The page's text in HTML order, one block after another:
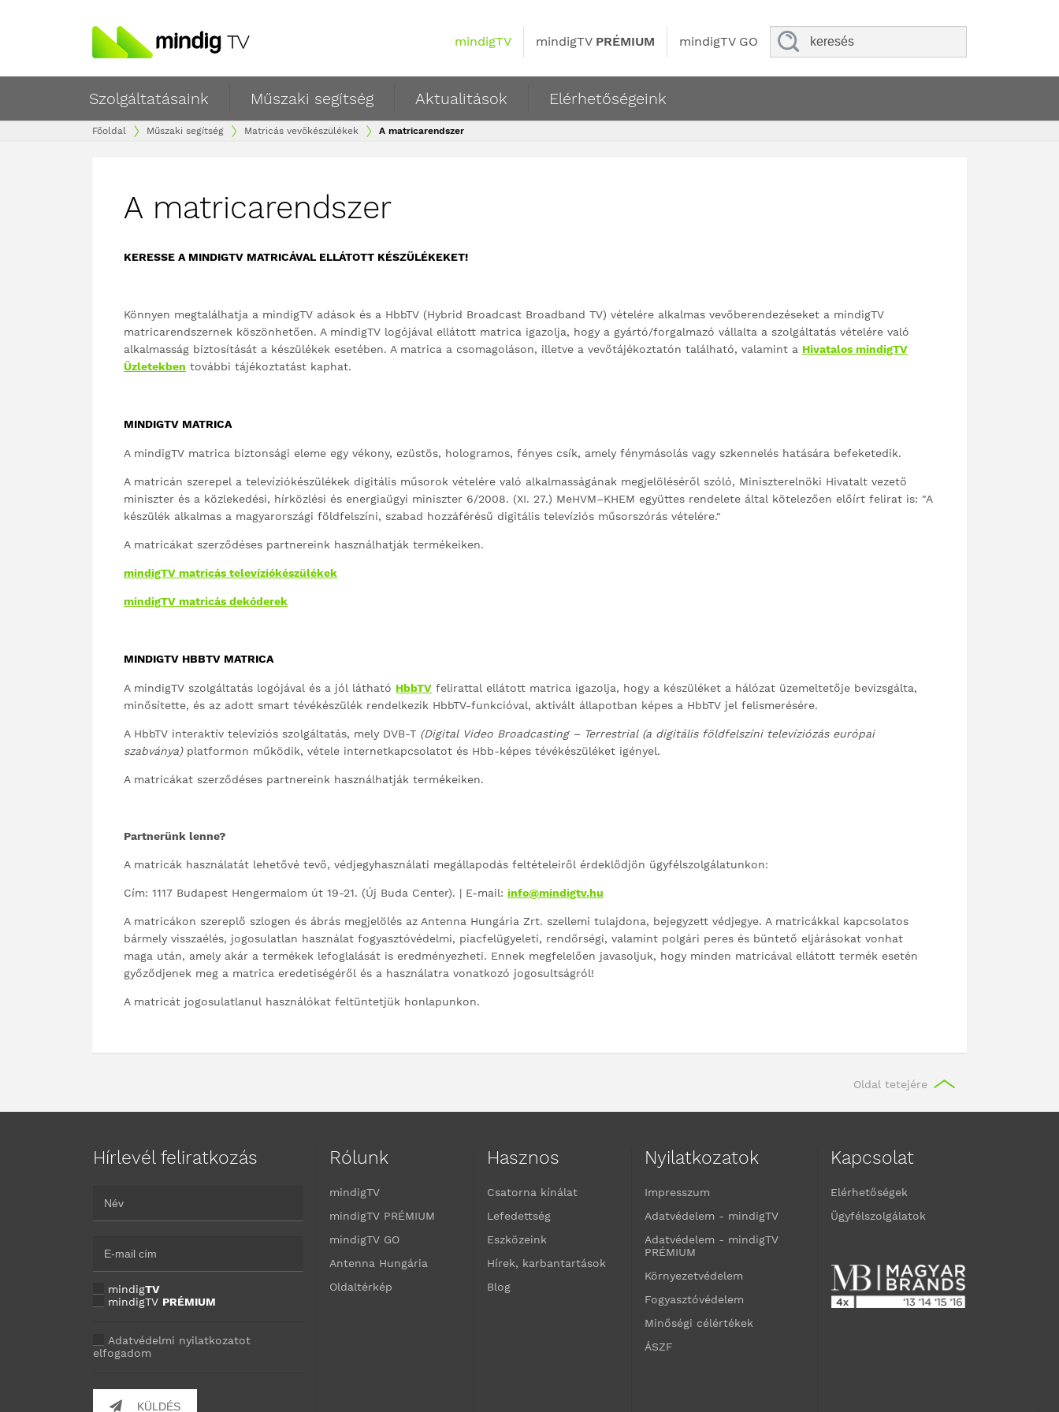
mindigTV mindigTV PRÉMIUM mindigTV GO
Szolgáltatásaink Műszaki segítség Aktualitások Elérhetőségeink
Főoldal Műszaki segítség Matricás vevőkészülékek A matricarendszer
A matricarendszer
KERESSE A MINDIGTV MATRICÁVAL ELLÁTOTT KÉSZÜLÉKEKET!
Könnyen megtalálhatja a mindigTV adások és a HbbTV (Hybrid Broadcast Broadband TV) vételére alkalmas vevőberendezéseket a mindigTV
matricarendszernek köszönhetően. A mindigTV logójával ellátott matrica igazolja, hogy a gyártó/forgalmazó vállalta a szolgáltatás vételére való
alkalmasság biztosítását a készülékek esetében. A matrica a csomagoláson, illetve a vevőtájékoztatón található, valamint a Hivatalos mindigTV
Üzletekben további tájékoztatást kaphat.
MINDIGTV MATRICA
A mindigTV matrica biztonsági eleme egy vékony, ezüstös, hologramos, fényes csík, amely fénymásolás vagy szkennelés hatására befeketedik.
A matricán szerepel a televíziókészülékek digitális műsorok vételére való alkalmasságának megjelöléséről szóló, Miniszterelnöki Hivatalt vezető
miniszter és a közlekedési, hírközlési és energiaügyi miniszter 6/2008. (XI. 27.) MeHVM–KHEM együttes rendelete által kötelezően előírt felirat is: "A
készülék alkalmas a magyarországi földfelszíni, szabad hozzáférésű digitális televíziós műsorszórás vételére."
A matricákat szerződéses partnereink használhatják termékeiken.
mindigTV matricás televíziókészülékek
mindigTV matricás dekóderek
​MINDIGTV HBBTV MATRICA
A mindigTV szolgáltatás logójával és a jól látható HbbTV felirattal ellátott matrica igazolja, hogy a készüléket a hálózat üzemeltetője bevizsgálta,
minősítette, és az adott smart tévékészülék rendelkezik HbbTV-funkcióval, aktivált állapotban képes a HbbTV jel felismerésére.
A HbbTV interaktív televíziós szolgáltatás, mely DVB-T (Digital Video Broadcasting – Terrestrial (a digitális földfelszíni televíziózás európai
szabványa)platformon működik, vétele internetkapcsolatot és Hbb-képes tévékészüléket igényel.
A matricákat szerződéses partnereink használhatják termékeiken.
Partnerünk lenne?
A matricák használatát lehetővé tevő, védjegyhasználati megállapodás feltételeiről érdeklődjön ügyfélszolgálatunkon:
Cím: 1117 Budapest Hengermalom út 19-21. (Új Buda Center). | E-mail: info@mindigtv.hu
A matricákon szereplő szlogen és ábrás megjelölés az Antenna Hungária Zrt. szellemi tulajdona, bejegyzett védjegye. A matricákkal kapcsolatos
bármely visszaélés, jogosulatlan használat fogyasztóvédelmi, piacfelügyeleti, rendőrségi, valamint polgári peres és büntető eljárásokat vonhat
maga után, amely akár a termékek lefoglalását is eredményezheti. Ennek megfelelően javasoljuk, hogy minden matricával ellátott termék esetén
győződjenek meg a matrica eredetiségéről és a használatra vonatkozó jogosultságról!
A matricát jogosulatlanul használókat feltüntetjük honlapunkon.
Oldal tetejére
Hírlevél feliratkozás
mindigTV
mindigTV PRÉMIUM
Adatvédelmi nyilatkozatot
elfogadom
KÜLDÉS
Rólunk
mindigTV
mindigTV PRÉMIUM
mindigTV GO
Antenna Hungária
Oldaltérkép
Hasznos
Csatorna kínálat
Lefedettség
Eszközeink
Hírek, karbantartások
Blog
Nyilatkozatok
Impresszum
Adatvédelem - mindigTV
Adatvédelem - mindigTV
PRÉMIUM
Környezetvédelem
Fogyasztóvédelem
Minőségi célértékek
ÁSZF
Kapcsolat
Elérhetőségek
Ügyfélszolgálatok